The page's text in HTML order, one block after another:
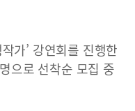
가’ 강연회를 진행한
으로 선착순 모집 중